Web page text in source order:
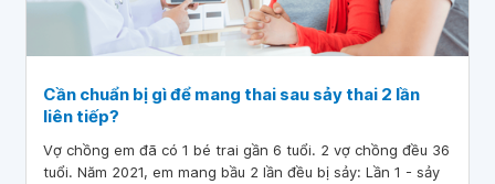
Cần chuẩn bị gì để mang thai sau sảy thai 2 lần
liên tiếp?
Vợ chồng em đã có 1 bé trai gần 6 tuổi. 2 vợ chồng đều 36
tuổi. Năm 2021, em mang bầu 2 lần đều bị sảy: Lần 1 - sảy